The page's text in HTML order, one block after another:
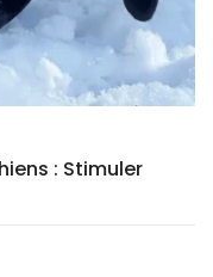
: Stimuler